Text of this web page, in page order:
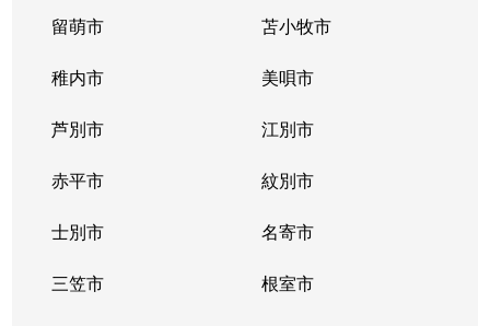
留萌市 苫小牧市
稚内市 美唄市
芦別市 江別市
赤平市 紋別市
士別市 名寄市
三笠市 根室市